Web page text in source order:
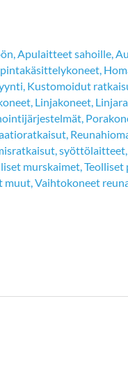
,Apulaitteet sahoille,
,
, Kustomoidut
, Linjakoneet,
,
,
,syöttölaitteet,
murskaimet,Teolliset
muut,Vaihtokoneet